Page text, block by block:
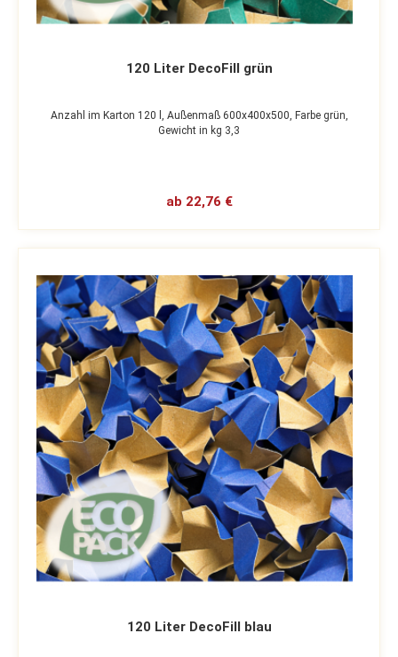
120 Liter DecoFill grün
Anzahl im Karton 120 l, Außenmaß 600x400x500, Farbe grün,
Gewicht in kg 3,3
ab 22,76 €
120 Liter DecoFill blau